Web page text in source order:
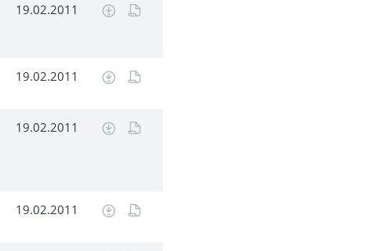
19.02.2011
19.02.2011
19.02.2011
19.02.2011